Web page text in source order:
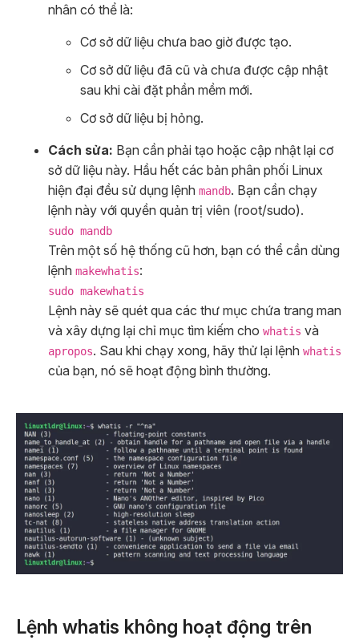
nhân có thể là:
Cơ sở dữ liệu chưa bao giờ được tạo.
Cơ sở dữ liệu đã cũ và chưa được cập nhật
sau khi cài đặt phần mềm mới.
Cơ sở dữ liệu bị hỏng.
Cách sửa: Bạn cần phải tạo hoặc cập nhật lại cơ
sở dữ liệu này. Hầu hết các bản phân phối Linux
hiện đại đều sử dụng lệnh mandb. Bạn cần chạy
lệnh này với quyền quản trị viên (root/sudo).
sudo mandb
Trên một số hệ thống cũ hơn, bạn có thể cần dùng
lệnh makewhatis:
sudo makewhatis
Lệnh này sẽ quét qua các thư mục chứa trang man
và xây dựng lại chỉ mục tìm kiếm cho whatis và
apropos. Sau khi chạy xong, hãy thử lại lệnh whatis
của bạn, nó sẽ hoạt động bình thường.
Lệnh whatis không hoạt động trên